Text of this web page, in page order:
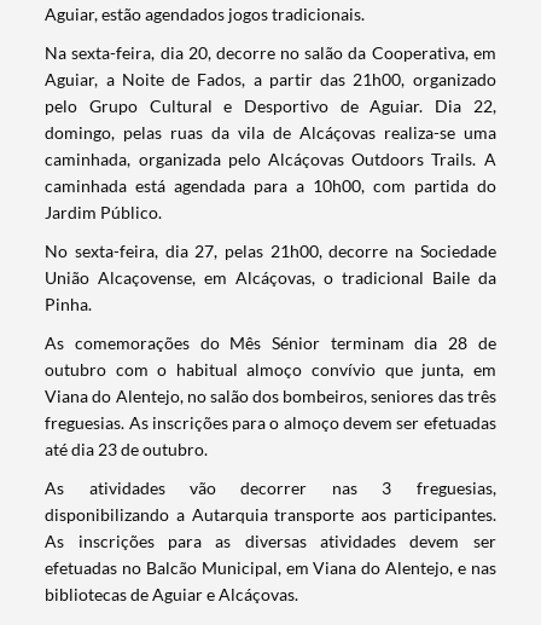
Termo de Pesquisa
Categorias gerais
Aguiar, estão agendados jogos tradicionais.
Na sexta-feira, dia 20, decorre no salão da Cooperativa, em
Aguiar, a Noite de Fados, a partir das 21h00, organizado
pelo Grupo Cultural e Desportivo de Aguiar. Dia 22,
domingo, pelas ruas da vila de Alcáçovas realiza-se uma
caminhada, organizada pelo Alcáçovas Outdoors Trails. A
caminhada está agendada para a 10h00, com partida do
Jardim Público.
No sexta-feira, dia 27, pelas 21h00, decorre na Sociedade
União Alcaçovense, em Alcáçovas, o tradicional Baile da
Pinha.
As comemorações do Mês Sénior terminam dia 28 de
outubro com o habitual almoço convívio que junta, em
Viana do Alentejo, no salão dos bombeiros, seniores das três
freguesias. As inscrições para o almoço devem ser efetuadas
até dia 23 de outubro.
As atividades vão decorrer nas 3 freguesias,
disponibilizando a Autarquia transporte aos participantes.
As inscrições para as diversas atividades devem ser
efetuadas no Balcão Municipal, em Viana do Alentejo, e nas
bibliotecas de Aguiar e Alcáçovas.